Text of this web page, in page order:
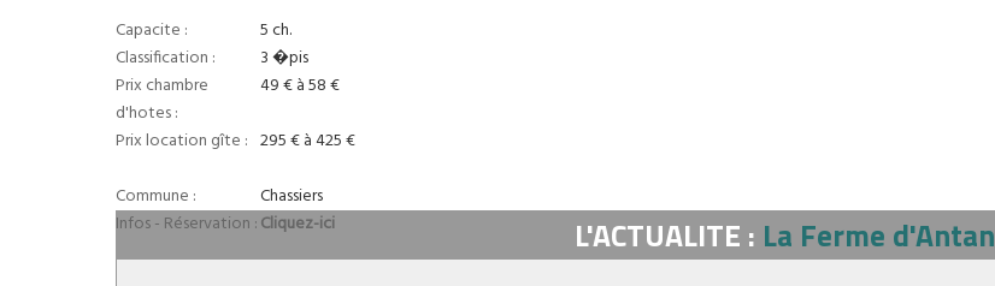
Capacite :
5 ch.
Classification :
3 �pis
Prix chambre
d'hotes :
49 € à 58 €
Prix location gîte : 295 € à 425 €
Commune :
Chassiers
Infos - Réservation :Cliquez-ici L'ACTUALITE : La Ferme d'Antan